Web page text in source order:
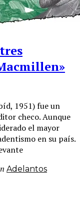
1951) fue un
checo. Aunque
el mayor
en su país.
Adelantos